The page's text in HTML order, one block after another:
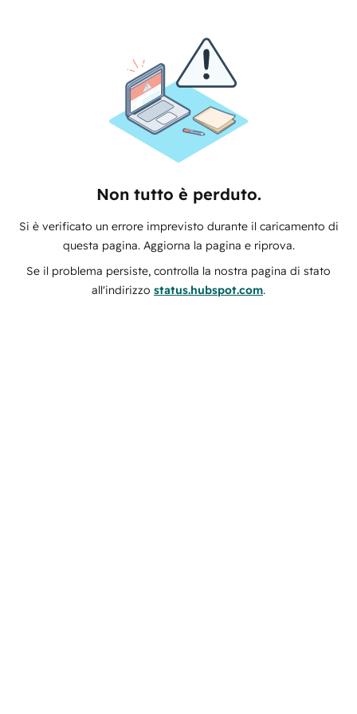
Non tutto è perduto.
Si è verificato un errore imprevisto durante il caricamento di
questa pagina. Aggiorna la pagina e riprova.
Se il problema persiste, controlla la nostra pagina di stato
all'indirizzo status.hubspot.com.